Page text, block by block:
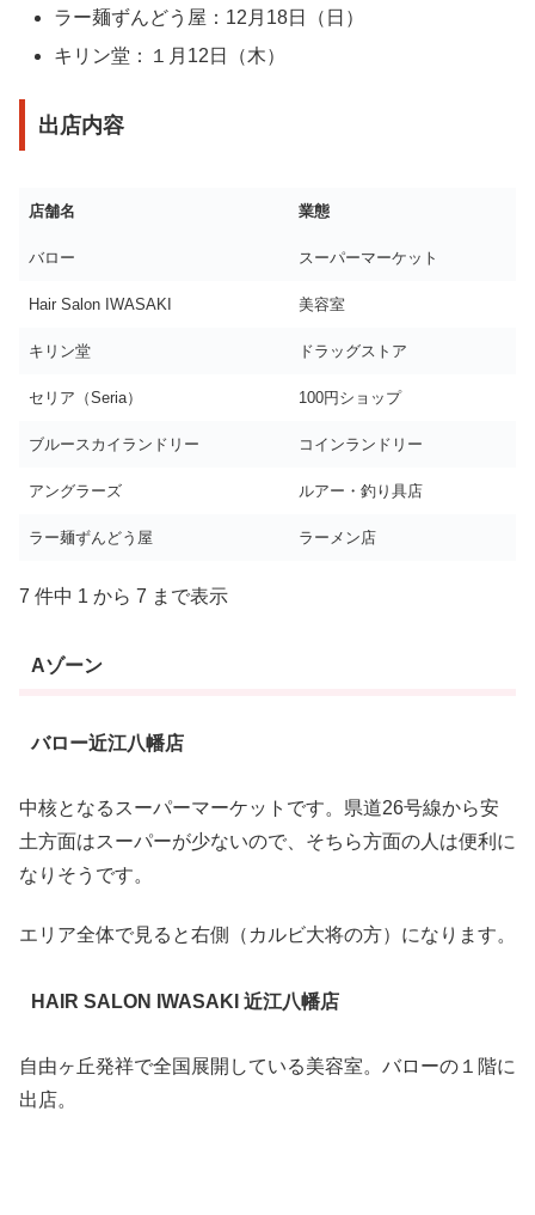
ラー麺ずんどう屋：12月18日（日）
キリン堂：１月12日（木）
出店内容
店舗名 業態
バロー スーパーマーケット
Hair Salon IWASAKI 美容室
キリン堂 ドラッグストア
セリア（Seria） 100円ショップ
ブルースカイランドリー コインランドリー
アングラーズ ルアー・釣り具店
ラー麺ずんどう屋 ラーメン店
7 件中 1 から 7 まで表示
Aゾーン
バロー近江八幡店
中核となるスーパーマーケットです。県道26号線から安
土方面はスーパーが少ないので、そちら方面の人は便利に
なりそうです。
エリア全体で見ると右側（カルビ大将の方）になります。
HAIR SALON IWASAKI 近江八幡店
自由ヶ丘発祥で全国展開している美容室。バローの１階に
出店。